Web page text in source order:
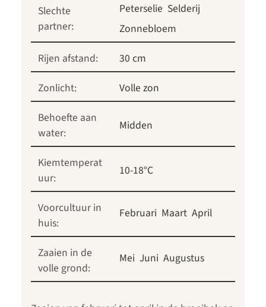
Slechte
partner:
Peterselie Selderij
Zonnebloem
Rijen afstand:
30 cm
Zonlicht:
Volle zon
Behoefte aan
water:
Midden
Kiemtemperat
uur:
10-18°C
Voorcultuur in
huis:
Februari Maart April
Zaaien in de
volle grond:
Mei Juni Augustus